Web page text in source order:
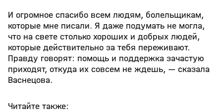
И огромное спасибо всем людям, болельщикам,
которые мне писали. Я даже подумать не могла,
что на свете столько хороших и добрых людей,
которые действительно за тебя переживают.
Правду говорят: помощь и поддержка зачастую
приходят, откуда их совсем не ждешь, — сказала
Васнецова.
Читайте также: